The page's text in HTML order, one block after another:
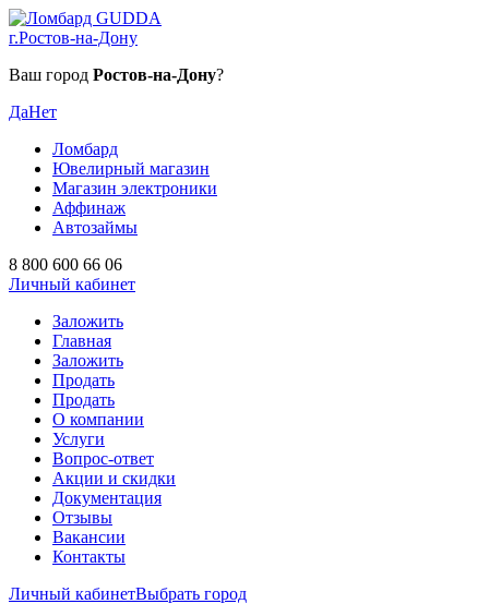
г.Ростов-на-Дону
Ваш город Ростов-на-Дону?
ДаНет
Ломбард
Ювелирный магазин
Магазин электроники
Аффинаж
Автозаймы
8 800 600 66 06
Личный кабинет
Заложить
Главная
Заложить
Продать
Продать
О компании
Услуги
Вопрос-ответ
Акции и скидки
Документация
Отзывы
Вакансии
Контакты
Личный кабинетВыбрать город